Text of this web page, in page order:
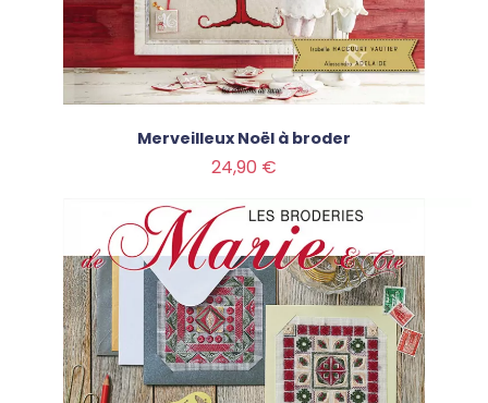
Merveilleux Noël à broder
24,90 €